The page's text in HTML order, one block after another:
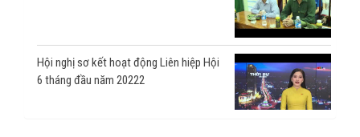
Hội nghị sơ kết hoạt động Liên hiệp Hội
6 tháng đầu năm 20222